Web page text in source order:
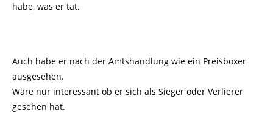
habe, was er tat.
Auch habe er nach der Amtshandlung wie ein Preisboxer
ausgesehen.
Wäre nur interessant ob er sich als Sieger oder Verlierer
gesehen hat.